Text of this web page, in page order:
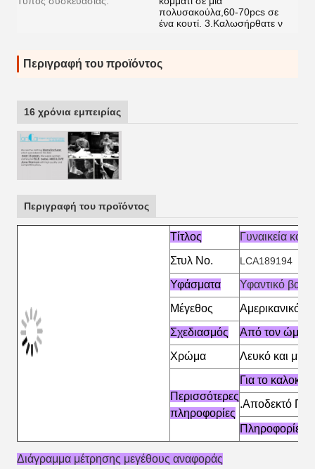
πολυσακούλα,60-70pcs σε
ένα κουτί. 3.Καλωσήρθατε ν
Περιγραφή του προϊόντος
16 χρόνια εμπειρίας
Περιγραφή του προϊόντος
Τίτλος
Γυναικεία
Στυλ Νο.
LCA189194
Υφάσματα
Υφαντικό
Μέγεθος
Αμερικανικό
Σχεδιασμός
Από τον ώμο
Χρώμα
Λευκό και
Περισσότερες
πληροφορίες
Για το
.Αποδεκτό
Πληροφορίες
Διάγραμμα μέτρησης μεγέθους αναφοράς